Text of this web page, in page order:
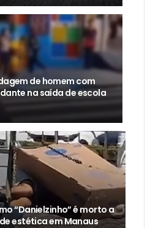
de homem com
na saída de escola
“Danielzinho” é morto a
estética em Manaus